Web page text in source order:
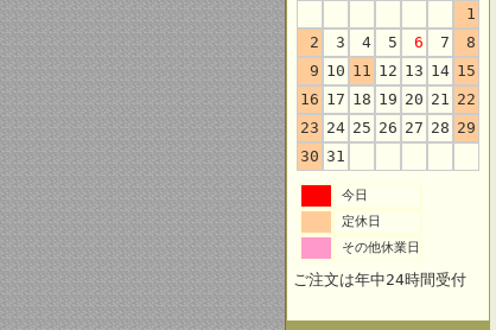
1
2
3 4 5 6 7
8
9 10 11 12 13 14 15
16 17 18 19 20 21 22
23 24 25 26 27 28 29
30 31
今日
定休日
その他休業日
ご注文は年中24時間受付